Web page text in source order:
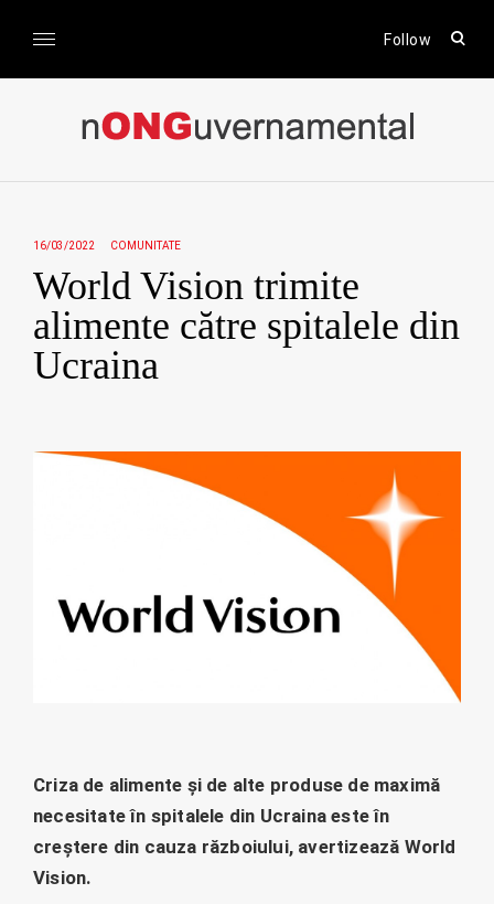
Follow
open
form
nONGuvernamental
16/03/2022 COMUNITATE
World Vision trimite
alimente către spitalele din
Ucraina
Criza de alimente și de alte produse de maximă
necesitate în spitalele din Ucraina este în
creștere din cauza războiului, avertizează World
Vision.